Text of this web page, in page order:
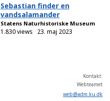
Sebastian finder en
vandsalamander
Statens Naturhistoriske Museum
1.830 views 23. maj 2023
Kontakt:
Webteamet
web@adm ku dk